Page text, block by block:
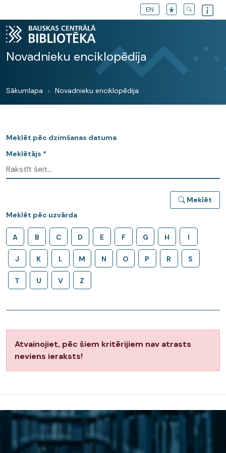
EN
Novadnieku enciklopēdija
Sākumlapa Novadnieku enciklopēdija
Meklēt pēc dzimšanas datuma
Meklētājs *
Meklēt
Meklēt pēc uzvārda
A B C D E F G H I
J K L M N O P R S
T U V Z
Atvainojiet, pēc šiem kritērijiem nav atrasts
neviens ieraksts!